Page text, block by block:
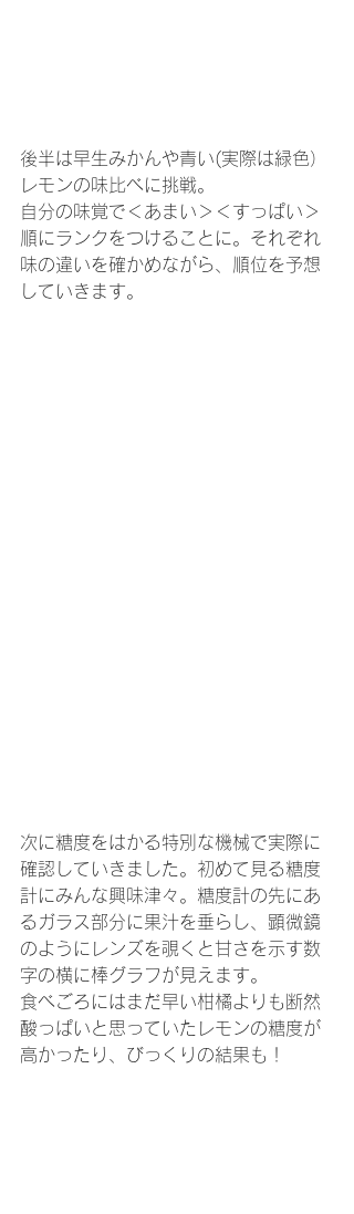
後半は早生みかんや青い(実際は緑色）
レモンの味比べに挑戦。
自分の味覚で＜あまい＞＜すっぱい＞
順にランクをつけることに。それぞれ
味の違いを確かめながら、順位を予想
していきます。
次に糖度をはかる特別な機械で実際に
確認していきました。初めて見る糖度
計にみんな興味津々。糖度計の先にあ
るガラス部分に果汁を垂らし、顕微鏡
のようにレンズを覗くと甘さを示す数
字の横に棒グラフが見えます。
食べごろにはまだ早い柑橘よりも断然
酸っぱいと思っていたレモンの糖度が
高かったり、びっくりの結果も！